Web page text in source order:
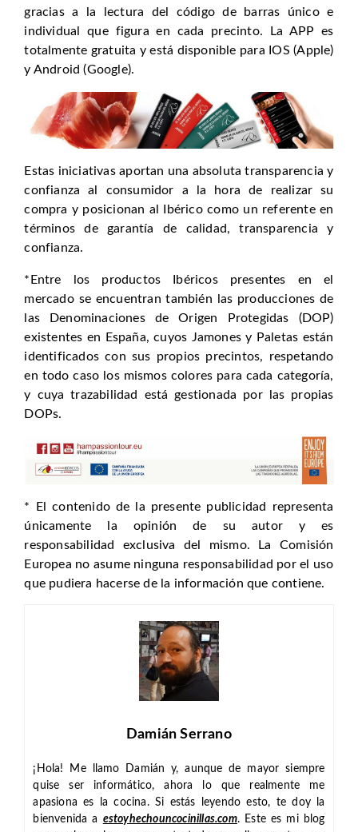
gracias a la lectura del código de barras único e
individual que figura en cada precinto. La APP es
totalmente gratuita y está disponible para IOS (Apple)
y Android (Google).
Estas iniciativas aportan una absoluta transparencia y
confianza al consumidor a la hora de realizar su
compra y posicionan al Ibérico como un referente en
términos de garantía de calidad, transparencia y
confianza.
*Entre los productos Ibéricos presentes en el
mercado se encuentran también las producciones de
las Denominaciones de Origen Protegidas (DOP)
existentes en España, cuyos Jamones y Paletas están
identificados con sus propios precintos, respetando
en todo caso los mismos colores para cada categoría,
y cuya trazabilidad está gestionada por las propias
DOPs.
* El contenido de la presente publicidad representa
únicamente la opinión de su autor y es
responsabilidad exclusiva del mismo. La Comisión
Europea no asume ninguna responsabilidad por el uso
que pudiera hacerse de la información que contiene.
Damián Serrano
¡Hola! Me llamo Damián y, aunque de mayor siempre
quise ser informático, ahora lo que realmente me
apasiona es la cocina. Si estás leyendo esto, te doy la
bienvenida a estoyhechouncocinillas.com. Este es mi blog